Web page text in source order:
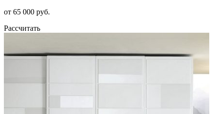
от 65 000 руб.
Рассчитать